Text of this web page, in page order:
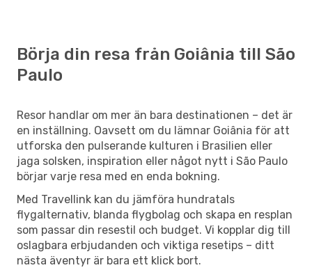
Börja din resa från Goiânia till São
Paulo
Resor handlar om mer än bara destinationen – det är
en inställning. Oavsett om du lämnar Goiânia för att
utforska den pulserande kulturen i Brasilien eller
jaga solsken, inspiration eller något nytt i São Paulo
börjar varje resa med en enda bokning.
Med Travellink kan du jämföra hundratals
flygalternativ, blanda flygbolag och skapa en resplan
som passar din resestil och budget. Vi kopplar dig till
oslagbara erbjudanden och viktiga resetips – ditt
nästa äventyr är bara ett klick bort.